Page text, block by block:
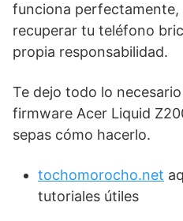
funciona perfectamente,
recuperar tu teléfono
propia responsabilidad.
Te dejo todo lo
firmware Acer Liquid
sepas cómo hacerlo.
tochomorocho.net
tutoriales útiles